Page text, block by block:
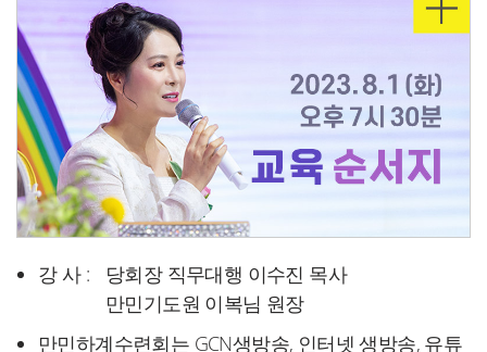
강 사 :
당회장 직무대행 이수진 목사
만민기도원 이복님 원장
만민하계수련회는 GCN생방송, 인터넷 생방송, 유튜